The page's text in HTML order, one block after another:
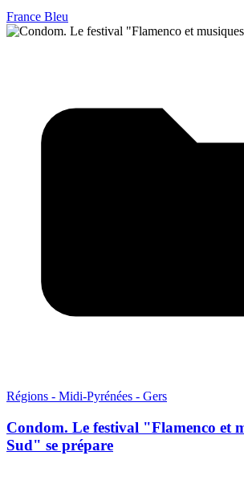
France Bleu
Régions - Midi-Pyrénées - Gers
Condom. Le festival "Flamenco et
Sud" se prépare